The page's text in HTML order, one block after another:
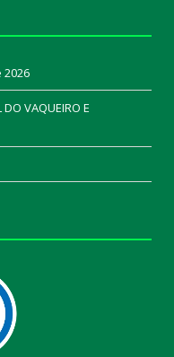
2026
DO VAQUEIRO E